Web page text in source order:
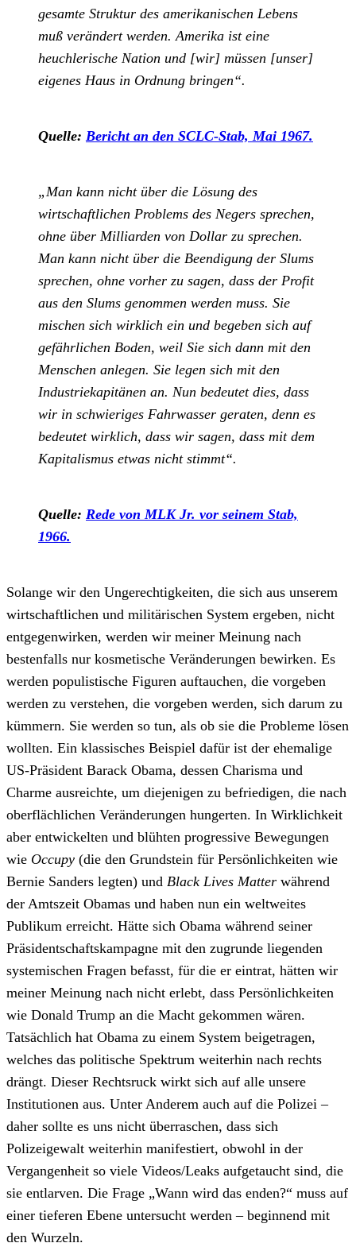
gesamte Struktur des amerikanischen Lebens
muß verändert werden. Amerika ist eine
heuchlerische Nation und [wir] müssen [unser]
eigenes Haus in Ordnung bringen“.
Quelle: Bericht an den SCLC-Stab, Mai 1967.
„Man kann nicht über die Lösung des
wirtschaftlichen Problems des Negers sprechen,
ohne über Milliarden von Dollar zu sprechen.
Man kann nicht über die Beendigung der Slums
sprechen, ohne vorher zu sagen, dass der Profit
aus den Slums genommen werden muss. Sie
mischen sich wirklich ein und begeben sich auf
gefährlichen Boden, weil Sie sich dann mit den
Menschen anlegen. Sie legen sich mit den
Industriekapitänen an. Nun bedeutet dies, dass
wir in schwieriges Fahrwasser geraten, denn es
bedeutet wirklich, dass wir sagen, dass mit dem
Kapitalismus etwas nicht stimmt“.
Quelle: Rede von MLK Jr. vor seinem Stab,
1966.
Solange wir den Ungerechtigkeiten, die sich aus unserem
wirtschaftlichen und militärischen System ergeben, nicht
entgegenwirken, werden wir meiner Meinung nach
bestenfalls nur kosmetische Veränderungen bewirken. Es
werden populistische Figuren auftauchen, die vorgeben
werden zu verstehen, die vorgeben werden, sich darum zu
kümmern. Sie werden so tun, als ob sie die Probleme lösen
wollten. Ein klassisches Beispiel dafür ist der ehemalige
US-Präsident Barack Obama, dessen Charisma und
Charme ausreichte, um diejenigen zu befriedigen, die nach
oberflächlichen Veränderungen hungerten. In Wirklichkeit
aber entwickelten und blühten progressive Bewegungen
wie Occupy (die den Grundstein für Persönlichkeiten wie
Bernie Sanders legten) und Black Lives Matter während
der Amtszeit Obamas und haben nun ein weltweites
Publikum erreicht. Hätte sich Obama während seiner
Präsidentschaftskampagne mit den zugrunde liegenden
systemischen Fragen befasst, für die er eintrat, hätten wir
meiner Meinung nach nicht erlebt, dass Persönlichkeiten
wie Donald Trump an die Macht gekommen wären.
Tatsächlich hat Obama zu einem System beigetragen,
welches das politische Spektrum weiterhin nach rechts
drängt. Dieser Rechtsruck wirkt sich auf alle unsere
Institutionen aus. Unter Anderem auch auf die Polizei –
daher sollte es uns nicht überraschen, dass sich
Polizeigewalt weiterhin manifestiert, obwohl in der
Vergangenheit so viele Videos/Leaks aufgetaucht sind, die
sie entlarven. Die Frage „Wann wird das enden?“ muss auf
einer tieferen Ebene untersucht werden – beginnend mit
den Wurzeln.